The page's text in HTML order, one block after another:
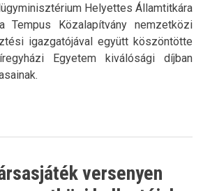
Helyettes Államtitkára
Tempus Közalapítvány nemzetközi
igazgatójával együtt köszöntötte
Egyetem kiválósági díjban
versenyen